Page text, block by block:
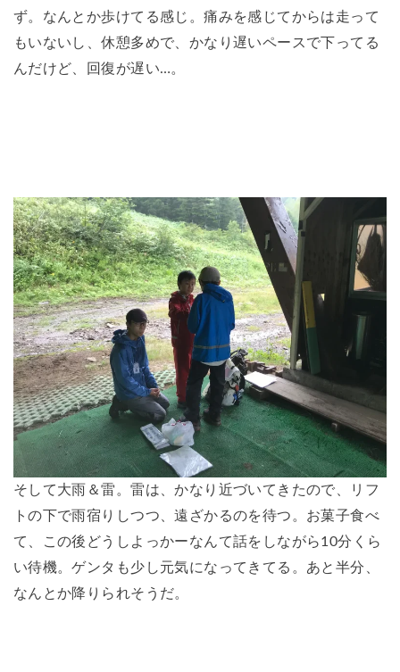
ず。なんとか歩けてる感じ。痛みを感じてからは走って
もいないし、休憩多めで、かなり遅いペースで下ってる
んだけど、回復が遅い…。
そして大雨＆雷。雷は、かなり近づいてきたので、リフ
トの下で雨宿りしつつ、遠ざかるのを待つ。お菓子食べ
て、この後どうしよっかーなんて話をしながら10分くら
い待機。ゲンタも少し元気になってきてる。あと半分、
なんとか降りられそうだ。